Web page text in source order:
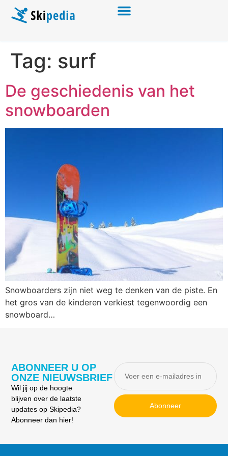
Tag: surf
De geschiedenis van het
snowboarden
Snowboarders zijn niet weg te denken van de piste. En
het gros van de kinderen verkiest tegenwoordig een
snowboard…
ABONNEER U OP
ONZE NIEUWSBRIEF
Wil jij op de hoogte
blijven over de laatste
updates op Skipedia?
Abonneer dan hier!
Abonneer